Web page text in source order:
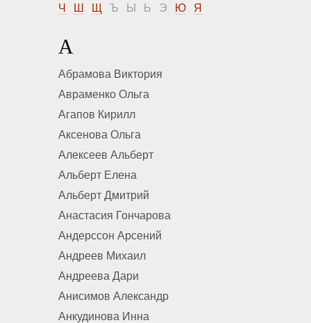
Ч
Ш Щ Ъ Ы Ь Э Ю Я
А
Абрамова Виктория
Авраменко Ольга
Агапов Кирилл
Аксенова Ольга
Алексеев Альберт
Альберт Елена
Альберт Дмитрий
Анастасия Гончарова
Андерссон Арсений
Андреев Михаил
Андреева Дари
Анисимов Александр
Анкудинова Инна